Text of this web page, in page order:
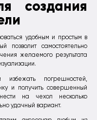
создания
удобным и простым в
позволит самостоятельно
желаемого результата
погрешностей,
и получить совершенный
на чехол несколько
удачный вариант.